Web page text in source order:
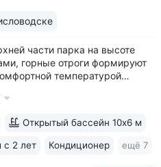
части парка на высоте
горные отроги формируют
температурой
из лучших вариантов для
Открытый бассейн 10х6 м
с 2 лет Кондиционер ещё 7